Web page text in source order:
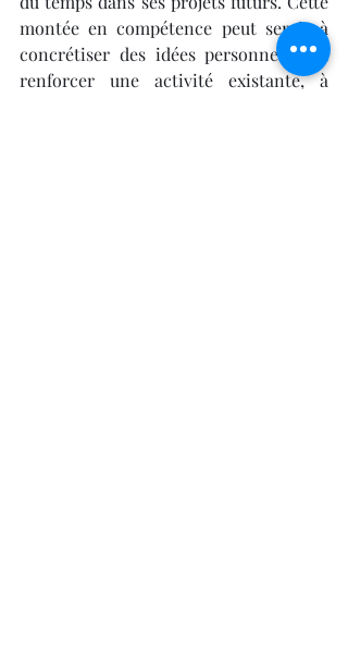
montée en compétence peut servir à
concrétiser des idées personnelles, à
renforcer une activité existante, à